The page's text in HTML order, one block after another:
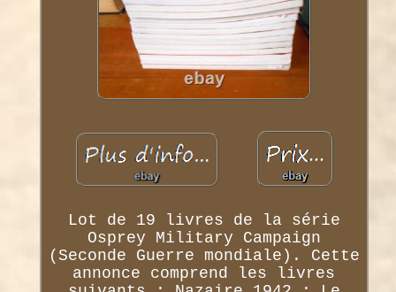
Lot de 19 livres de la série
Osprey Military Campaign
(Seconde Guerre mondiale). Cette
annonce comprend les livres